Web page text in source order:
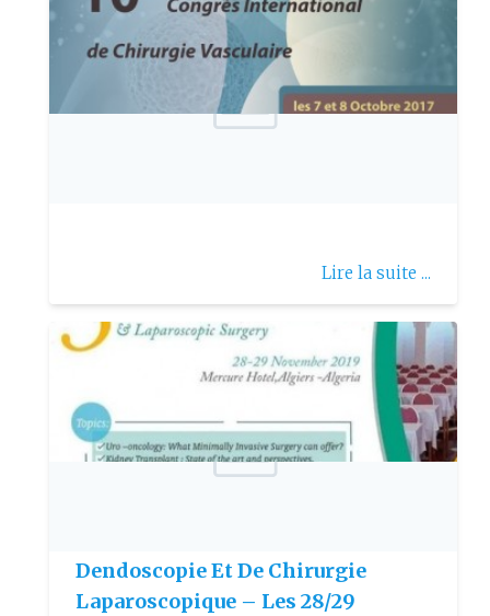
Lire la suite ...
Dendoscopie Et De Chirurgie
Laparoscopique – Les 28/29